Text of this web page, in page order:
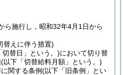
ら施行し，昭和32年4月1日から
替えに伴う措置)
切替日」という。)において切り替
(以下「切替給料月額」という。)
関する条例(以下「旧条例」とい